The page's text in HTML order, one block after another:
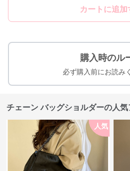
カートに追加
購入時のル
必ず購入前にお読み
チェーン バッグショルダーの人気
人気